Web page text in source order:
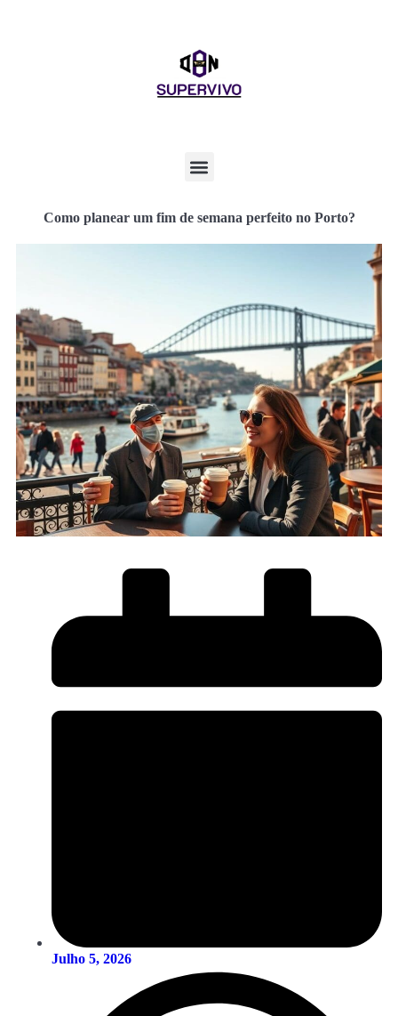
Como planear um fim de semana perfeito no Porto?
Julho 5, 2026